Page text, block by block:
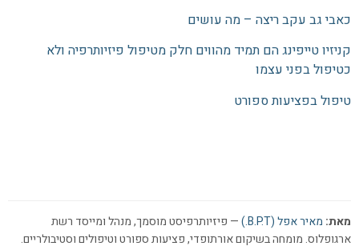
כאבי גב עקב ריצה – מה עושים
קניזיו טייפינג הם תמיד מהווים חלק מטיפול פיזיותרפיה ולא
כטיפול בפני עצמו
טיפול בפציעות ספורט
מאת: מאיר אפל (B.P.T.)
— פיזיותרפיסט מוסמך, מנהל ומייסד רשת
ארגופלוס. מומחה בשיקום אורתופדי, פציעות ספורט וטיפולים וסטיבולריים.